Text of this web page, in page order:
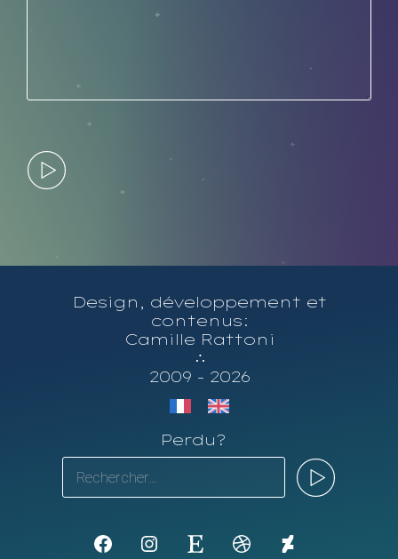
Design, développement et
contenus:
Camille Rattoni
∴
2009 - 2026
Perdu?
Rechercher :